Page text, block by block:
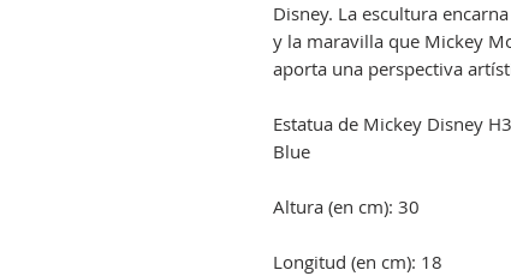
Disney. La escultura
y la maravilla que Mickey
aporta una perspectiva
Estatua de Mickey Disney
Blue
Altura (en cm): 30
Longitud (en cm): 18